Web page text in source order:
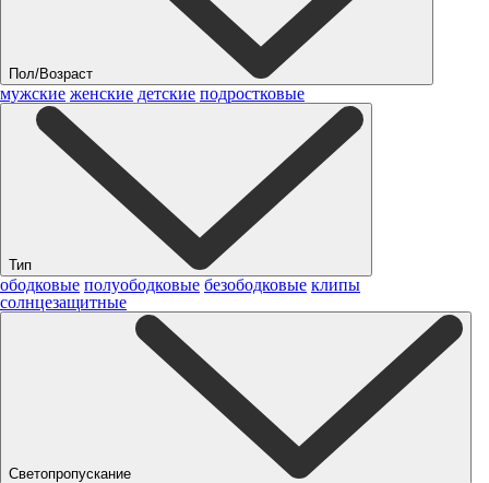
Пол/Возраст
мужские женские детские подростковые
Тип
ободковые полуободковые безободковые клипы
солнцезащитные
Светопропускание